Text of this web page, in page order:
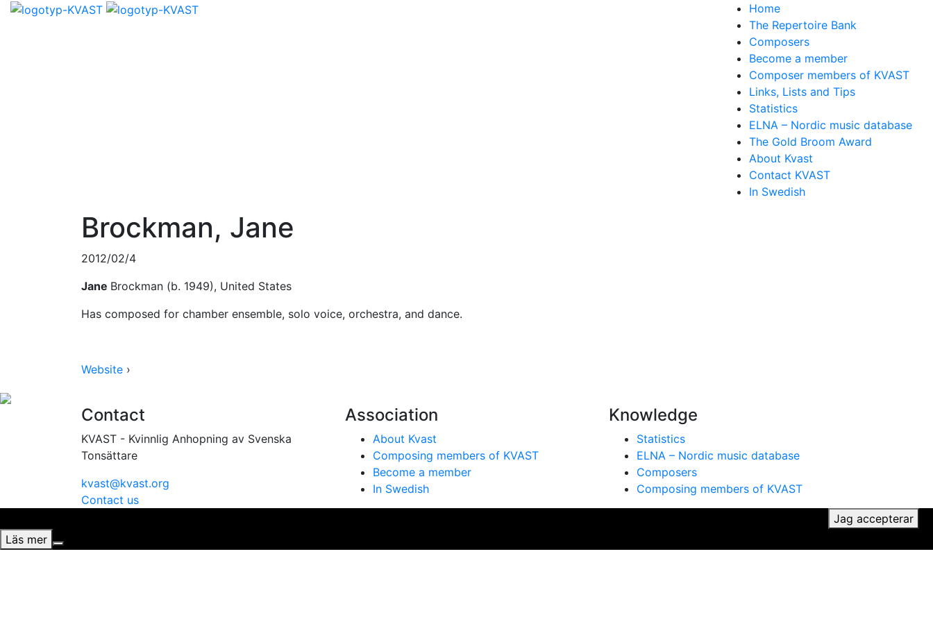
Home
The Repertoire Bank
Composers
Become a member
Composer members of KVAST
Links, Lists and Tips
Statistics
ELNA – Nordic music database
The Gold Broom Award
About Kvast
Contact KVAST
In Swedish
Brockman, Jane
2012/02/4
Jane Brockman (b. 1949), United States
Has composed for chamber ensemble, solo voice, orchestra, and dance.
Website ›
Contact
KVAST - Kvinnlig Anhopning av Svenska
Tonsättare
kvast@kvast.org
Contact us
Association
About Kvast
Composing members of KVAST
Become a member
In Swedish
Knowledge
Statistics
ELNA – Nordic music database
Composers
Composing members of KVAST
Jag accepterar
Läs mer